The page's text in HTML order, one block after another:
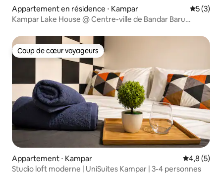
Appartement en résidence ⋅ Kampar
5 (3)
Kampar Lake House @ Centre-ville de Bandar Baru
Coup de cœur voyageurs
Coup de cœur voyageurs
Appartement ⋅ Kampar Évaluation
4,8 (5)
Studio loft moderne | UniSuites Kampar | 3-4 personnes